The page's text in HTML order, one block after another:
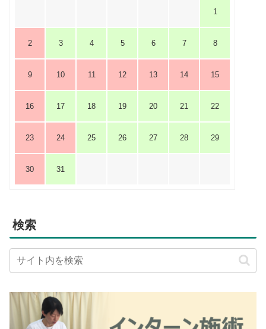
1
2 3 4 5 6 7 8
9 10 11 12 13 14 15
16 17 18 19 20 21 22
23 24 25 26 27 28 29
30 31
検索